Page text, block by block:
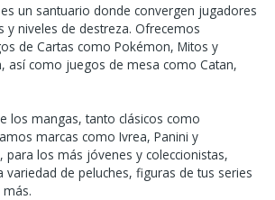
un santuario donde convergen jugadores
y niveles de destreza. Ofrecemos
de Cartas como Pokémon, Mitos y
así como juegos de mesa como Catan,
los mangas, tanto clásicos como
marcas como Ivrea, Panini y
para los más jóvenes y coleccionistas,
variedad de peluches, figuras de tus series